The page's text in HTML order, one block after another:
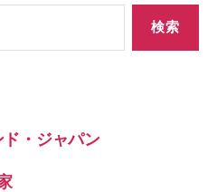
・ジャパン